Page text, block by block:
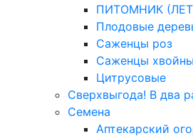
ПИТОМНИК
Плодовые
Саженцы роз
Саженцы
Цитрусовые
Сверхвыгода! В два
Семена
Аптекарский